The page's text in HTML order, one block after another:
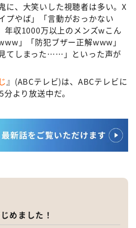
に、大笑いした視聴者は多い。X
プやば」「言動がおっかない
年収1000万以上のメンズwこん
」「防犯ブザー正解www」
てしまった……」といった声が
』(ABCテレビ)は、ABCテレビに
より放送中だ。
めました！